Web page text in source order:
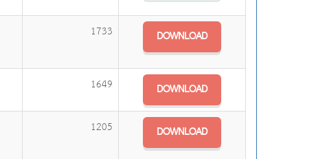
1733 DOWNLOAD
1649
DOWNLOAD
1205 DOWNLOAD